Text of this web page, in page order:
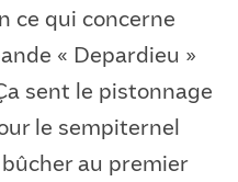
ce qui concerne
« Depardieu »
sent le pistonnage
le sempiternel
au premier